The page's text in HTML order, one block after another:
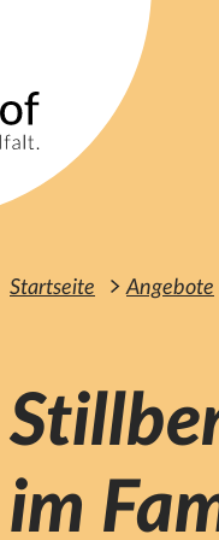
Startseite Angebote
im